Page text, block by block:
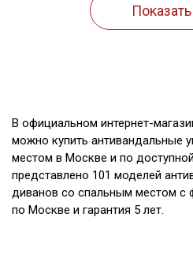
В официальном интернет-
можно купить антивандальные
местом в Москве и по
представлено 101 моделей
диванов со спальным местом с
по Москве и гарантия 5 лет.